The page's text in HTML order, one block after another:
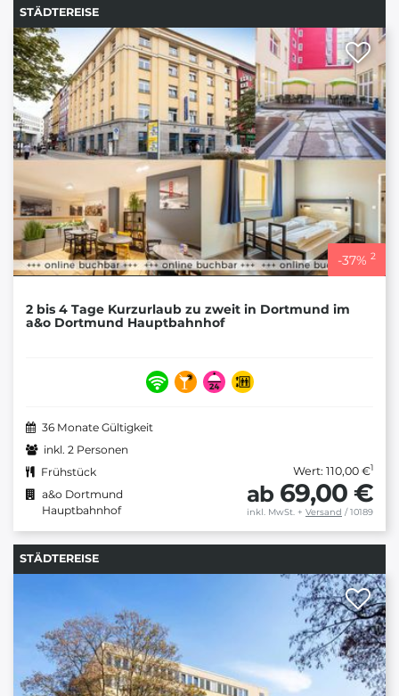
STÄDTEREISE
-37% 2
2 bis 4 Tage Kurzurlaub zu zweit in Dortmund im
a&o Dortmund Hauptbahnhof
36 Monate Gültigkeit
inkl. 2 Personen
Frühstück
a&o Dortmund
Hauptbahnhof
Wert: 110,00 €1
ab 69,00 €
inkl. MwSt. + Versand / 10189
STÄDTEREISE